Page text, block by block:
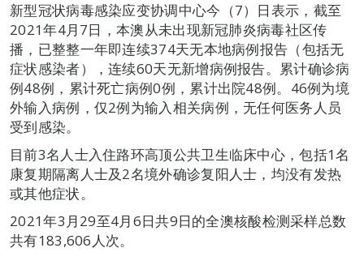
新型冠状病毒感染应变协调中心今（7）日表示，截至
2021年4月7日，本澳从未出现新冠肺炎病毒社区传
播，已整整一年即连续374天无本地病例报告（包括无
症状感染者），连续60天无新增病例报告。累计确诊病
例48例，累计死亡病例0例，累计出院48例。46例为境
外输入病例，仅2例为输入相关病例，无任何医务人员
受到感染。
目前3名人士入住路环高顶公共卫生临床中心，包括1名
康复期隔离人士及2名境外确诊复阳人士，均没有发热
或其他症状。
2021年3月29至4月6日共9日的全澳核酸检测采样总数
共有183,606人次。